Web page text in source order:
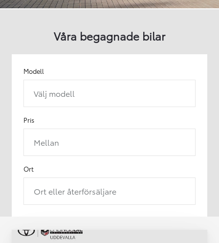
Våra begagnade bilar
Modell
Välj modell
Pris
Mellan
Ort
Ort eller återförsäljare